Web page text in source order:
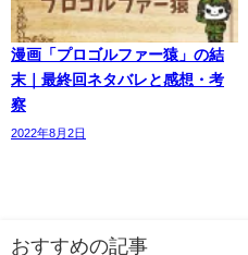
漫画「プロゴルファー猿」の結
末｜最終回ネタバレと感想・考
察
2022年8月2日
おすすめの記事